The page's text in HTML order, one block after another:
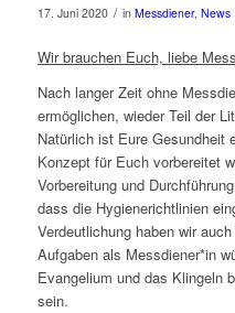
17. Juni 2020 / in Messdiener, News
Wir brauchen Euch, liebe
Nach langer Zeit ohne
ermöglichen, wieder Teil der
Natürlich ist Eure Gesundheit
Konzept für Euch vorbereitet
Vorbereitung und
dass die Hygienerichtlinien
Verdeutlichung haben wir
Aufgaben als Messdiener*in
Evangelium und das Klingeln
sein.